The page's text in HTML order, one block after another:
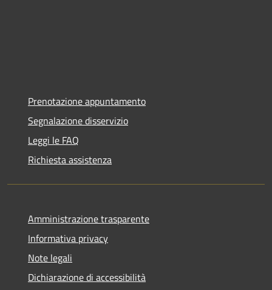
Prenotazione appuntamento
Segnalazione disservizio
Leggi le FAQ
Richiesta assistenza
Amministrazione trasparente
Informativa privacy
Note legali
Dichiarazione di accessibilità